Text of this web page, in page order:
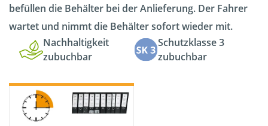
befüllen die Behälter bei der Anlieferung. Der Fahrer
wartet und nimmt die Behälter sofort wieder mit.
Nachhaltigkeit
zubuchbar
Schutzklasse 3
zubuchbar